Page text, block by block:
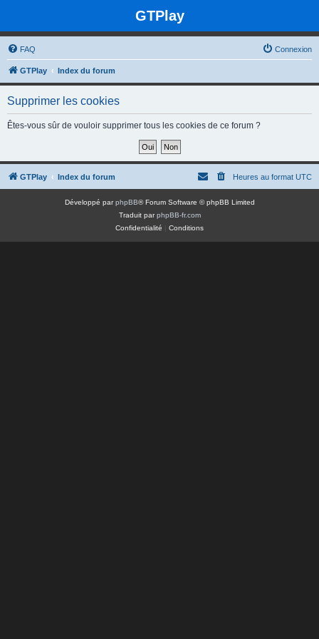
GTPlay
FAQ Connexion
GTPlay Index du forum
Supprimer les cookies
Êtes-vous sûr de vouloir supprimer tous les cookies de ce forum ?
GTPlay Index du forum Heures au format UTC
Développé parphpBB® Forum Software © phpBB Limited
Traduit parphpBB-fr.com
Confidentialité
Conditions